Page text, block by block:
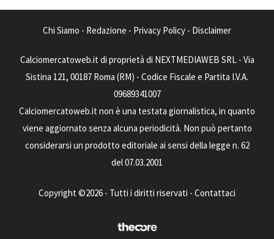
Chi Siamo - Redazione - Privacy Policy - Disclaimer
Calciomercatoweb.it di proprietà di NEXTMEDIAWEB SRL - Via
Sistina 121, 00187 Roma (RM) - Codice Fiscale e Partita I.V.A.
09689341007
Calciomercatoweb.it non è una testata giornalistica, in quanto
viene aggiornato senza alcuna periodicità. Non può pertanto
considerarsi un prodotto editoriale ai sensi della legge n. 62
del 07.03.2001
Copyright ©2026 - Tutti i diritti riservati - Contattaci